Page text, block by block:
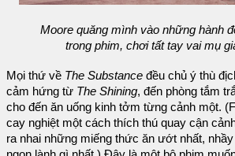
Moore quăng mình vào những hành
trong phim, chơi tất tay vai mụ
Mọi thứ về The Substance đều chủ ý thù
cảm hứng từ The Shining, đến phòng tắm
cho đến ăn uống kinh tởm từng cảnh một.
cay nghiệt một cách thích thú quay cận
ra nhai những miếng thức ăn ướt nhất,